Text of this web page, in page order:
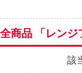
全商品 「レンジ
該